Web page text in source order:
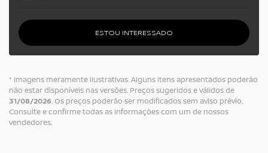
ESTOU INTERESSADO
* Imagens meramente ilustrativas. Alguns itens apresentados poderão
não estar disponíveis nas versões. Preços sugeridos e válidos de
31/08/2026. Os preços poderão ser modificados sem aviso prévio.
Consulte e confirme todas as informações com um de nossos
vendedores.